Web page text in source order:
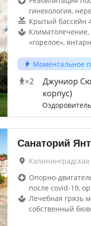
гинекология,
Крытый бассейн
«горелое»,
Моментальное
×2
Джуниор
корпус)
Санаторий
Калининградская
Опорно-
после covid-19,
Лечебная грязь
собственный